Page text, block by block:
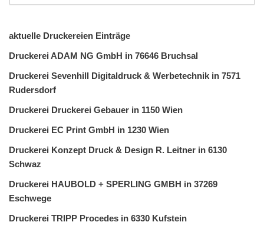
aktuelle Druckereien Einträge
Druckerei ADAM NG GmbH in 76646 Bruchsal
Druckerei Sevenhill Digitaldruck & Werbetechnik in 7571
Rudersdorf
Druckerei Druckerei Gebauer in 1150 Wien
Druckerei EC Print GmbH in 1230 Wien
Druckerei Konzept Druck & Design R. Leitner in 6130
Schwaz
Druckerei HAUBOLD + SPERLING GMBH in 37269
Eschwege
Druckerei TRIPP Procedes in 6330 Kufstein